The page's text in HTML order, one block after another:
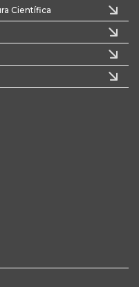
Científica